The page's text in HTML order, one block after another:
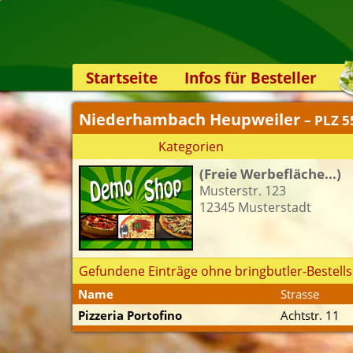
Startseite
Infos für Besteller
Lieferservice-App
Weiterempfehlen
Newsletter
Sicherheit
Kontakt
Niederhambach Heupweiler – PLZ
Kategorien
(Freie Werbefläche...)
Musterstr. 123
12345 Musterstadt
Gefundene Einträge ohne bringbutler-
Name Strasse
Pizzeria Portofino
Achtstr. 11